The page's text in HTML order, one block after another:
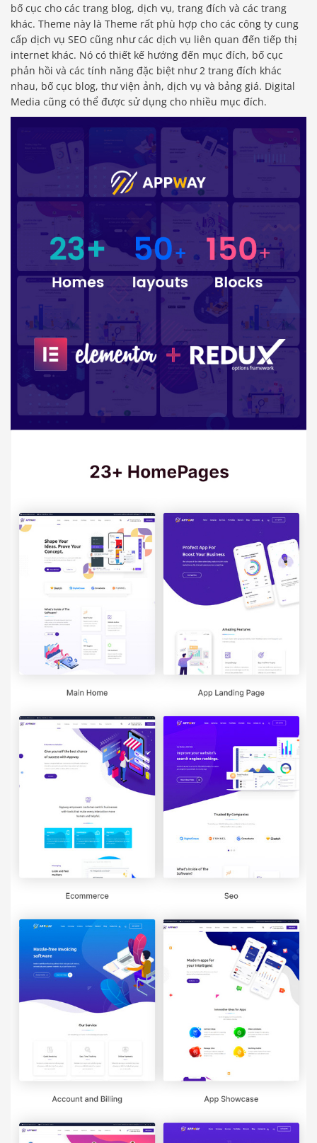
bố cục cho các trang blog, dịch vụ, trang đích và các trang
khác. Theme này là Theme rất phù hợp cho các công ty cung
cấp dịch vụ SEO cũng như các dịch vụ liên quan đến tiếp thị
internet khác. Nó có thiết kế hướng đến mục đích, bố cục
phản hồi và các tính năng đặc biệt như 2 trang đích khác
nhau, bố cục blog, thư viện ảnh, dịch vụ và bảng giá. Digital
Media cũng có thể được sử dụng cho nhiều mục đích.